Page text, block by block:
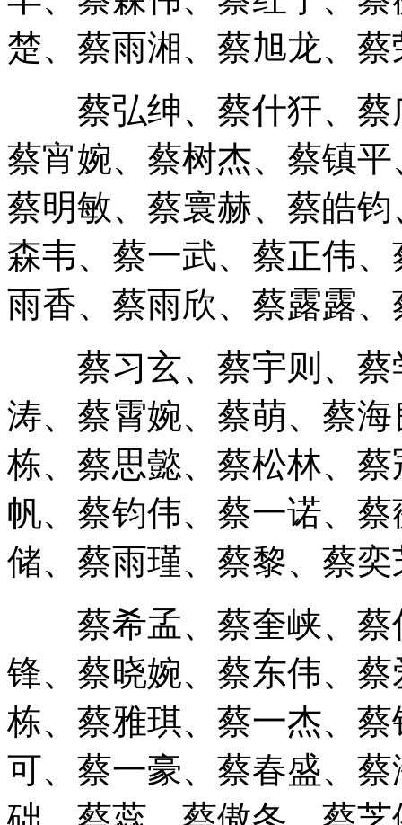
楚、蔡雨湘、蔡旭龙、
蔡弘绅、蔡什犴、蔡
蔡宵婉、蔡树杰、蔡镇
蔡明敏、蔡寰赫、蔡皓
森韦、蔡一武、蔡正伟
雨香、蔡雨欣、蔡露露
蔡习玄、蔡宇则、蔡
涛、蔡霄婉、蔡萌、蔡
栋、蔡思懿、蔡松林、
帆、蔡钧伟、蔡一诺、
储、蔡雨瑾、蔡黎、蔡
蔡希孟、蔡奎峡、蔡
锋、蔡晓婉、蔡东伟、
栋、蔡雅琪、蔡一杰、
可、蔡一豪、蔡春盛、
础、蔡蕊、蔡傲冬、蔡